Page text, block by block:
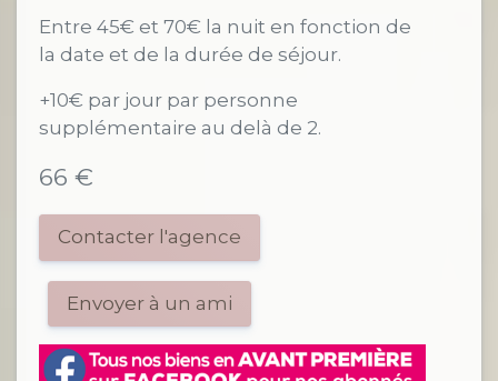
Entre 45€ et 70€ la nuit en fonction de
la date et de la durée de séjour.
+10€ par jour par personne
supplémentaire au delà de 2.
66 €
Contacter l'agence
Envoyer à un ami